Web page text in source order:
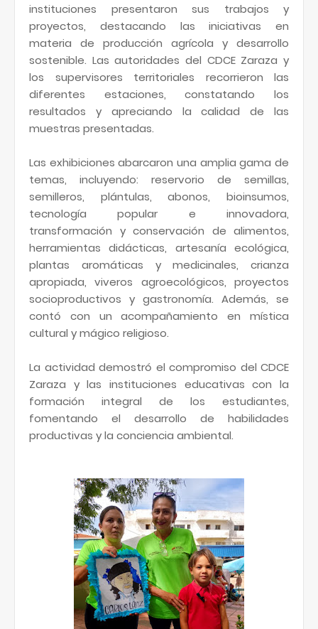
instituciones presentaron sus trabajos y
proyectos, destacando las iniciativas en
materia de producción agrícola y desarrollo
sostenible. Las autoridades del CDCE Zaraza y
los supervisores territoriales recorrieron las
diferentes estaciones, constatando los
resultados y apreciando la calidad de las
muestras presentadas.
Las exhibiciones abarcaron una amplia gama de
temas, incluyendo: reservorio de semillas,
semilleros, plántulas, abonos, bioinsumos,
tecnología popular e innovadora,
transformación y conservación de alimentos,
herramientas didácticas, artesanía ecológica,
plantas aromáticas y medicinales, crianza
apropiada, viveros agroecológicos, proyectos
socioproductivos y gastronomía. Además, se
contó con un acompañamiento en mística
cultural y mágico religioso.
La actividad demostró el compromiso del CDCE
Zaraza y las instituciones educativas con la
formación integral de los estudiantes,
fomentando el desarrollo de habilidades
productivas y la conciencia ambiental.